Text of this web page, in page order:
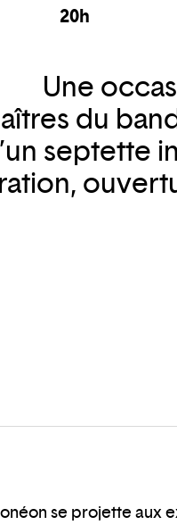
20h
Une
du
septette
se projette aux